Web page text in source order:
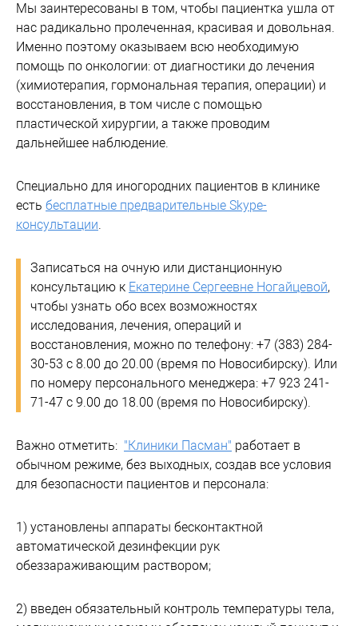
Мы заинтересованы в том, чтобы пациентка ушла от
нас радикально пролеченная, красивая и довольная.
Именно поэтому оказываем всю необходимую
помощь по онкологии: от диагностики до лечения
(химиотерапия, гормональная терапия, операции) и
восстановления, в том числе с помощью
пластической хирургии, а также проводим
дальнейшее наблюдение.
Специально для иногородних пациентов в клинике
есть бесплатные предварительные Skype-
консультации.
Записаться на очную или дистанционную
консультацию к Екатерине Сергеевне Ногайцевой,
чтобы узнать обо всех возможностях
исследования, лечения, операций и
восстановления, можно по телефону: +7 (383) 284-
30-53 с 8.00 до 20.00 (время по Новосибирску). Или
по номеру персонального менеджера: +7 923 241-
71-47 с 9.00 до 18.00 (время по Новосибирску).
Важно отметить: "Клиники Пасман" работает в
обычном режиме, без выходных, создав все условия
для безопасности пациентов и персонала:
1) установлены аппараты бесконтактной
автоматической дезинфекции рук
обеззараживающим раствором;
2) введен обязательный контроль температуры тела,